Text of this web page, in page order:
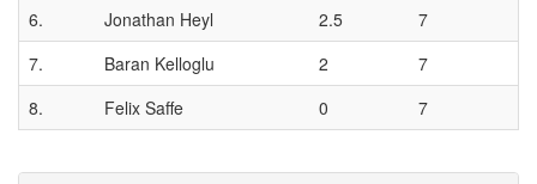
6.
Jonathan Heyl 2.5
7
7.
Baran Kelloglu 2
7
8.
Felix Saffe 0 7